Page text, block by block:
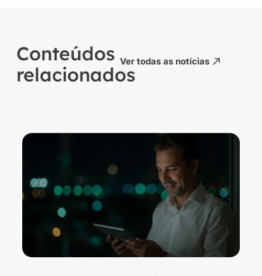
Conteúdos
relacionados
Ver todas as notícias